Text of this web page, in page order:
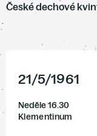
České dechové
21/5/1961
Neděle 16.30
Klementinum